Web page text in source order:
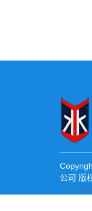
公司 版
号-2